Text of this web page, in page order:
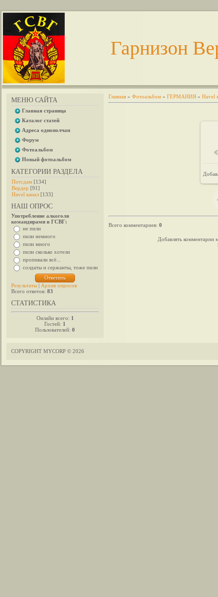
Гарнизон
МЕНЮ САЙТА
Главная страница
Каталог статей
Адреса однополчан
Форум
Фотоальбом
Новый фотоальбом
КАТЕГОРИИ РАЗДЕЛА
Потсдам [134]
Вердер [91]
Havel канал [133]
НАШ ОПРОС
Употребление алкоголя
командирами в ГСВГ:
не пили
пили немного
пили много
пили сколько хотели
пропивали всё...
солдаты и сержанты, тоже пили
Результаты | Архив опросов
Всего ответов: 83
СТАТИСТИКА
Онлайн всего: 1
Гостей: 1
Пользователей: 0
Главная » Фотоальбом » ГЕРМАНИЯ » Havel
Всего комментариев: 0
Добавлять комментарии
COPYRIGHT MYCORP © 2026